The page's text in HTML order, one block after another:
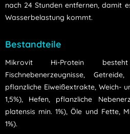
nach 24 Stunden entfernen, damit
Wasserbelastung kommt.
Bestandteile
Mikrovit Hi-Protein
Fischnebenerzeugnisse,
pflanzliche Eiweißextrakte, Weich-
1,5%), Hefen, pflanzliche
platensis min. 1%), Öle und Fette,
1%).